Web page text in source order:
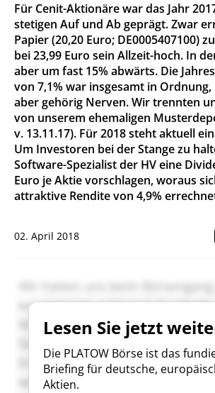
Für Cenit-Aktionäre war das Jahr
stetigen Auf und Ab geprägt. Zwar
Papier (20,20 Euro; DE0005407100)
bei 23,99 Euro sein Allzeit-hoch. In
aber um fast 15% abwärts. Die
von 7,1% war insgesamt in
aber gehörig Nerven. Wir trennten
von unserem ehemaligen
v. 13.11.17). Für 2018 steht aktuell
Um Investoren bei der Stange zu
Software-Spezialist der HV eine
Euro je Aktie vorschlagen, woraus
attraktive Rendite von 4,9%
02. April 2018
Lesen Sie jetzt
Die PLATOW Börse ist das
Briefing für deutsche,
Aktien.